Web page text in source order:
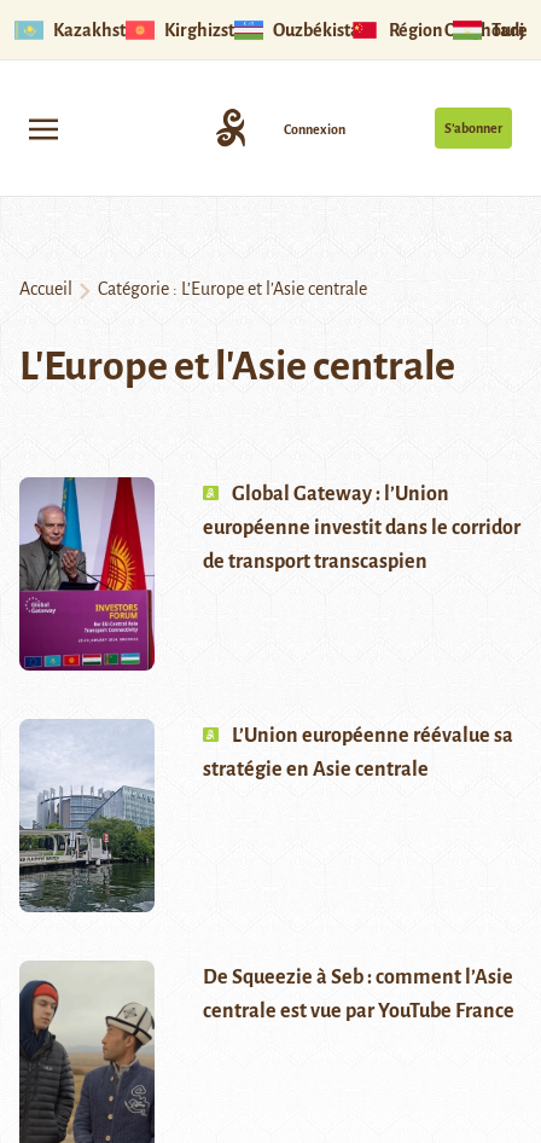
Kazakhstan Kirghizstan Ouzbékistan Région Ouïghoure
S’abonner
Connexion
Accueil Catégorie : L’Europe et l’Asie centrale
L'Europe et l'Asie centrale
Global Gateway : l’Union
européenne investit dans le corridor
de transport transcaspien
L’Union européenne réévalue sa
stratégie en Asie centrale
De Squeezie à Seb : comment l’Asie
centrale est vue par YouTube France